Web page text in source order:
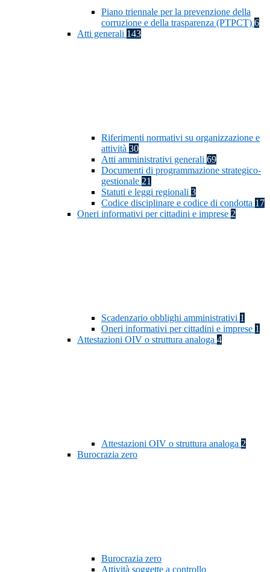
Piano triennale per la prevenzione della
corruzione e della trasparenza (PTPCT) 6
Atti generali 143
Riferimenti normativi su organizzazione e
attività 30
Atti amministrativi generali 69
Documenti di programmazione strategico-
gestionale 21
Statuti e leggi regionali 3
Codice disciplinare e codice di condotta 17
Oneri informativi per cittadini e imprese 2
Scadenzario obblighi amministrativi 1
Oneri informativi per cittadini e imprese 1
Attestazioni OIV o struttura analoga 4
Attestazioni OIV o struttura analoga 2
Burocrazia zero
Burocrazia zero
Attività soggette a controllo